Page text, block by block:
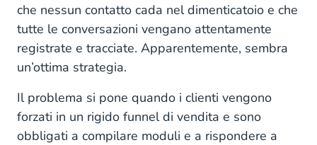
che nessun contatto cada nel dimenticatoio e che
tutte le conversazioni vengano attentamente
registrate e tracciate. Apparentemente, sembra
un’ottima strategia.
Il problema si pone quando i clienti vengono
forzati in un rigido funnel di vendita e sono
obbligati a compilare moduli e a rispondere a